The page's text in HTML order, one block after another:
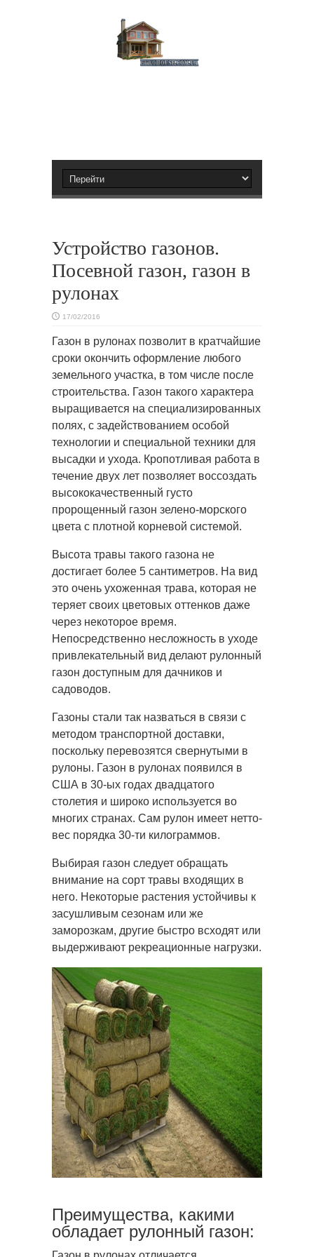
Устройство газонов.
Посевной газон, газон в
рулонах
17/02/2016
Газон в рулонах позволит в кратчайшие
сроки окончить оформление любого
земельного участка, в том числе после
строительства. Газон такого характера
выращивается на специализированных
полях, с задействованием особой
технологии и специальной техники для
высадки и ухода. Кропотливая работа в
течение двух лет позволяет воссоздать
высококачественный густо
пророщенный газон зелено-морского
цвета с плотной корневой системой.
Высота травы такого газона не
достигает более 5 сантиметров. На вид
это очень ухоженная трава, которая не
теряет своих цветовых оттенков даже
через некоторое время.
Непосредственно несложность в уходе
привлекательный вид делают рулонный
газон доступным для дачников и
садоводов.
Газоны стали так назваться в связи с
методом транспортной доставки,
поскольку перевозятся свернутыми в
рулоны. Газон в рулонах появился в
США в 30-ых годах двадцатого
столетия и широко используется во
многих странах. Сам рулон имеет нетто-
вес порядка 30-ти килограммов.
Выбирая газон следует обращать
внимание на сорт травы входящих в
него. Некоторые растения устойчивы к
засушливым сезонам или же
заморозкам, другие быстро всходят или
выдерживают рекреационные нагрузки.
Преимущества, какими
обладает рулонный газон: